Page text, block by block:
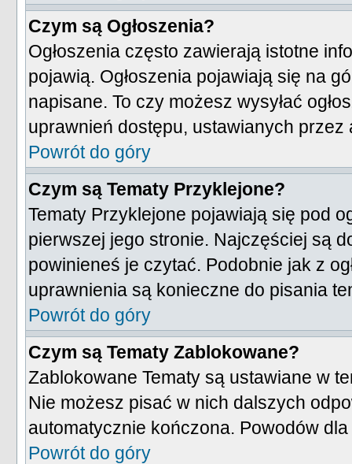
Czym są Ogłoszenia?
Ogłoszenia często zawierają istotne
pojawią. Ogłoszenia pojawiają się na
napisane. To czy możesz wysyłać
uprawnień dostępu, ustawianych przez
Powrót do góry
Czym są Tematy Przyklejone?
Tematy Przyklejone pojawiają się pod
pierwszej jego stronie. Najczęściej są
powinieneś je czytać. Podobnie jak z
uprawnienia są konieczne do pisania
Powrót do góry
Czym są Tematy Zablokowane?
Zablokowane Tematy są ustawiane w
Nie możesz pisać w nich dalszych
automatycznie kończona. Powodów
Powrót do góry